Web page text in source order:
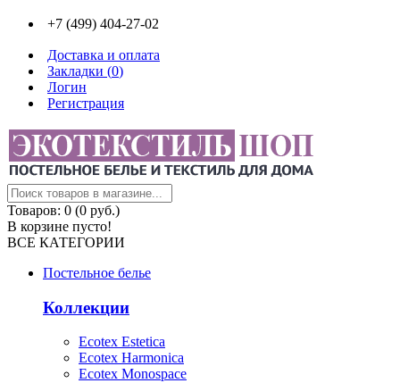
+7 (499) 404-27-02
Доставка и оплата
Закладки (0)
Логин
Регистрация
Товаров: 0 (0 руб.)
В корзине пусто!
ВСЕ КАТЕГОРИИ
Постельное белье
Коллекции
Ecotex Estetica
Ecotex Harmonica
Ecotex Monospace